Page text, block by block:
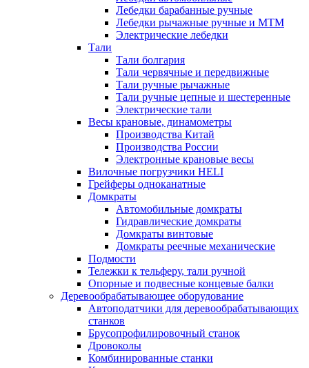
Лебедки барабанные ручные
Лебедки рычажные ручные и МТМ
Электрические лебедки
Тали
Тали болгария
Тали червячные и передвижные
Тали ручные рычажные
Тали ручные цепные и шестеренные
Электрические тали
Весы крановые, динамометры
Производства Китай
Производства России
Электронные крановые весы
Вилочные погрузчики HELI
Грейферы одноканатные
Домкраты
Автомобильные домкраты
Гидравлические домкраты
Домкраты винтовые
Домкраты реечные механические
Подмости
Тележки к тельферу, тали ручной
Опорные и подвесные концевые балки
Деревообрабатывающее оборудование
Автоподатчики для деревообрабатывающих
станков
Брусопрофилировочный станок
Дровоколы
Комбинированные станки